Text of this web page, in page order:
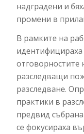
надградени и
промени в
В рамките на
идентифицираха
отговорностите
разследващи
разследване.
практики в
предвид
се фокусираха